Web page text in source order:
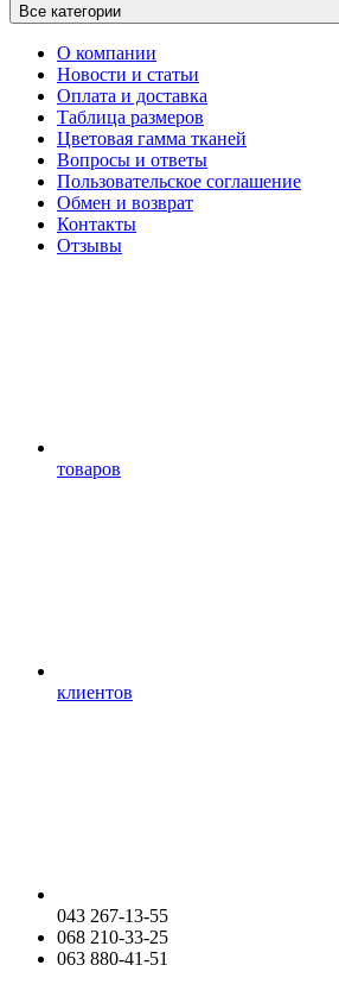
Все категории
О компании
Новости и статьи
Оплата и доставка
Таблица размеров
Цветовая гамма тканей
Вопросы и ответы
Пользовательское соглашение
Обмен и возврат
Контакты
Отзывы
товаров
клиентов
043 267-13-55
068 210-33-25
063 880-41-51